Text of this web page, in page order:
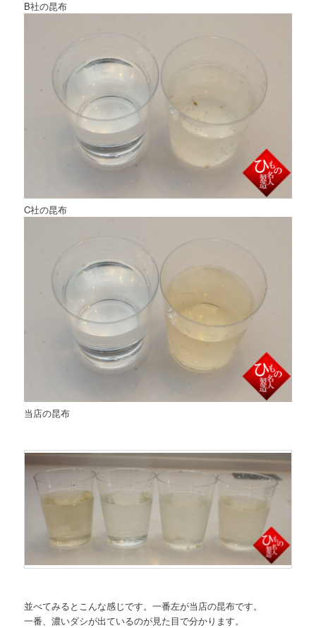
B社の昆布
C社の昆布
当店の昆布
並べてみるとこんな感じです。一番左が当店の昆布です。
一番、濃いダシが出ているのが見た目で分かります。